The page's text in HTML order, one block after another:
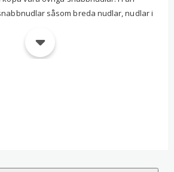
såsom breda nudlar, nudlar i
and sour nudlar från Sichuanköket.